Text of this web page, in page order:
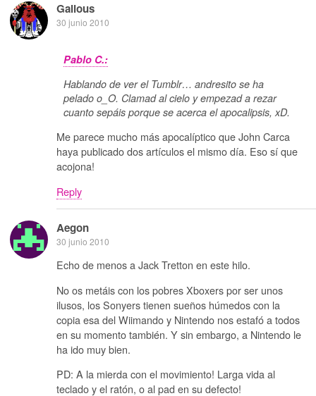
Galious
30 junio 2010
Pablo C.:
Hablando de ver el Tumblr… andresito se ha
pelado o_O. Clamad al cielo y empezad a rezar
cuanto sepáis porque se acerca el apocalipsis, xD.
Me parece mucho más apocalíptico que John Carca
haya publicado dos artículos el mismo día. Eso sí que
acojona!
Reply
Aegon
30 junio 2010
Echo de menos a Jack Tretton en este hilo.
No os metáis con los pobres Xboxers por ser unos
ilusos, los Sonyers tienen sueños húmedos con la
copia esa del Wiimando y Nintendo nos estafó a todos
en su momento también. Y sin embargo, a Nintendo le
ha ido muy bien.
PD: A la mierda con el movimiento! Larga vida al
teclado y el ratón, o al pad en su defecto!